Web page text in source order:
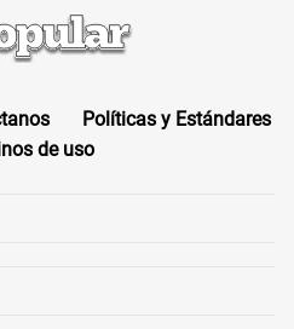
Políticas y Estándares
de uso